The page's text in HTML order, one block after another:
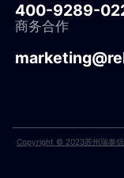
400-9289-
商务合作
Copyright © 2023苏州瑞泰信